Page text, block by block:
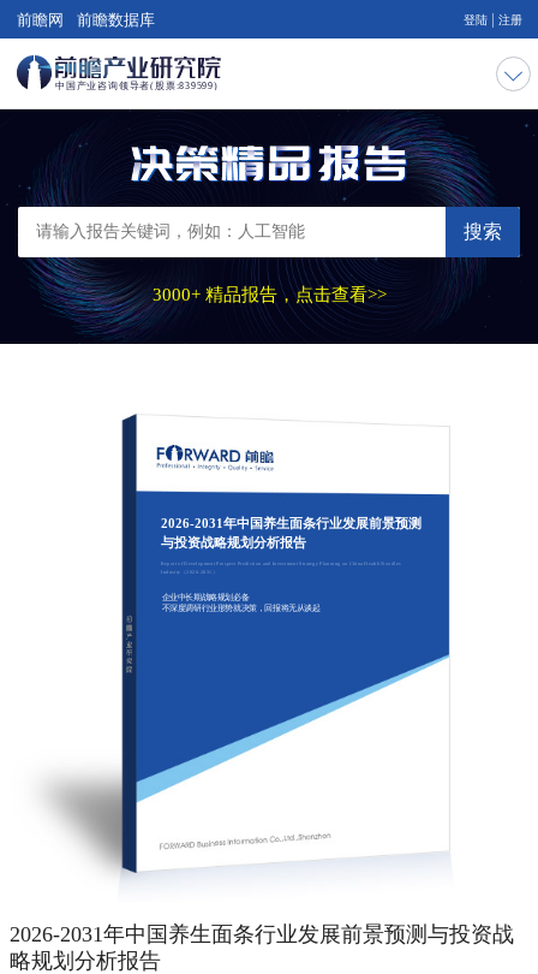
前瞻网 前瞻数据库 登陆 注册
搜索
3000+ 精品报告，点击查看>>
2026-2031年中国养生面条行业发展前景预测
与投资战略规划分析报告
Report of Development Prospect Prediction and Investment Strategy Planning on China Health Noodles
Industry（2026-2031）
企业中长期战略规划必备
不深度调研行业形势就决策，回报将无从谈起
2026-2031年中国养生面条行业发展前景预测与投资战
略规划分析报告